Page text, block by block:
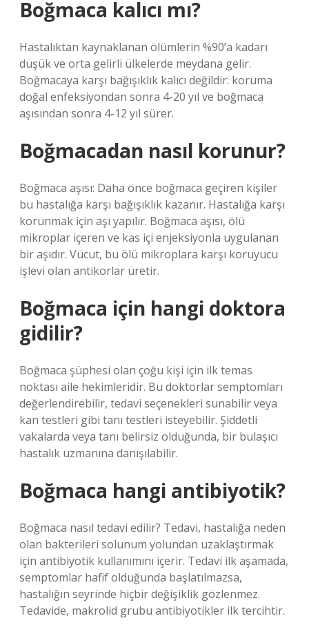
Boğmaca kalıcı mı?
Hastalıktan kaynaklanan ölümlerin %90’a kadarı
düşük ve orta gelirli ülkelerde meydana gelir.
Boğmacaya karşı bağışıklık kalıcı değildir: koruma
doğal enfeksiyondan sonra 4-20 yıl ve boğmaca
aşısından sonra 4-12 yıl sürer.
Boğmacadan nasıl korunur?
Boğmaca aşısı: Daha önce boğmaca geçiren kişiler
bu hastalığa karşı bağışıklık kazanır. Hastalığa karşı
korunmak için aşı yapılır. Boğmaca aşısı, ölü
mikroplar içeren ve kas içi enjeksiyonla uygulanan
bir aşıdır. Vücut, bu ölü mikroplara karşı koruyucu
işlevi olan antikorlar üretir.
Boğmaca için hangi doktora
gidilir?
Boğmaca şüphesi olan çoğu kişi için ilk temas
noktası aile hekimleridir. Bu doktorlar semptomları
değerlendirebilir, tedavi seçenekleri sunabilir veya
kan testleri gibi tanı testleri isteyebilir. Şiddetli
vakalarda veya tanı belirsiz olduğunda, bir bulaşıcı
hastalık uzmanına danışılabilir.
Boğmaca hangi antibiyotik?
Boğmaca nasıl tedavi edilir? Tedavi, hastalığa neden
olan bakterileri solunum yolundan uzaklaştırmak
için antibiyotik kullanımını içerir. Tedavi ilk aşamada,
semptomlar hafif olduğunda başlatılmazsa,
hastalığın seyrinde hiçbir değişiklik gözlenmez.
Tedavide, makrolid grubu antibiyotikler ilk tercihtir.